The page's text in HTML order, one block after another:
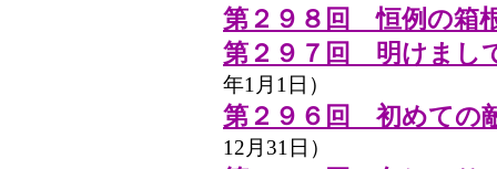
第２９８回 恒例の箱
第２９７回 明けまし
年1月1日）
第２９６回 初めての
12月31日）